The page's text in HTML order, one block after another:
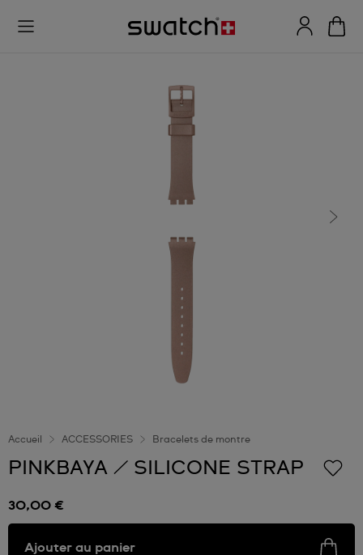
Accueil ACCESSORIES Bracelets de montre
PINKBAYA / SILICONE STRAP
30,00 €
Ajouter au panier